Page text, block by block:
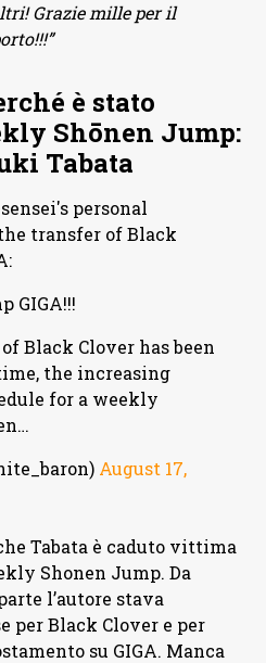
Grazie mille per il
è stato
Shōnen Jump:
Tabata
personal
transfer of Black
GIGA!!!
Black Clover has been
the increasing
for a weekly
August 17,
Tabata è caduto vittima
Shonen Jump. Da
l’autore stava
per Black Clover e per
su GIGA. Manca